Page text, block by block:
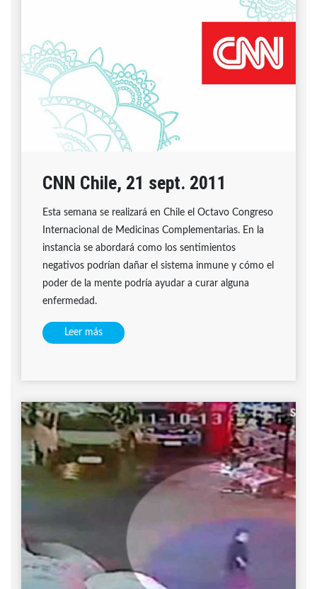
CNN Chile, 21 sept. 2011
Esta semana se realizará en Chile el Octavo Congreso
Internacional de Medicinas Complementarias. En la
instancia se abordará como los sentimientos
negativos podrían dañar el sistema inmune y cómo el
poder de la mente podría ayudar a curar alguna
enfermedad.
Leer más